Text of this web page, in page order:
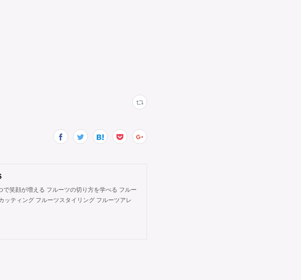
笑顔が増える フルーツの切り方を学べる フルー
ティング フルーツスタイリング フルーツアレ